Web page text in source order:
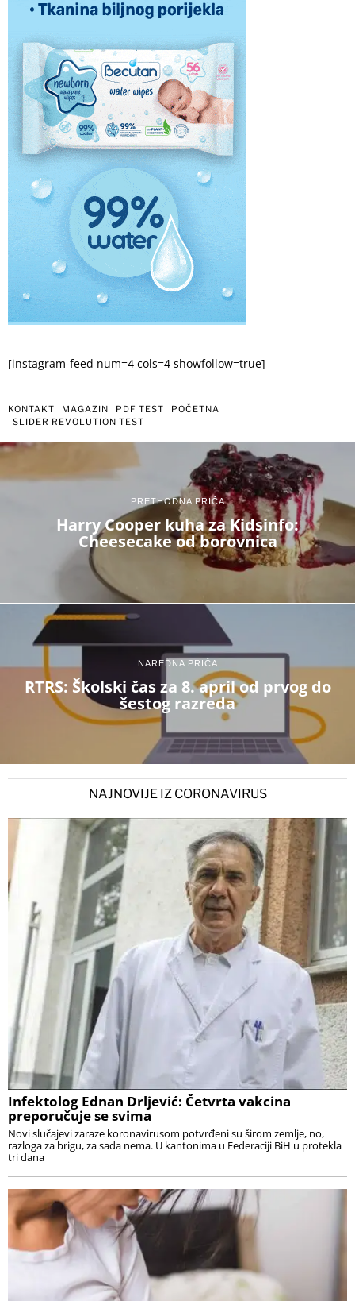
[instagram-feed num=4 cols=4 showfollow=true]
KONTAKT MAGAZIN PDF TEST
POČETNA
SLIDER REVOLUTION TEST
PRETHODNA PRIČA
Harry Cooper kuha za Kidsinfo:
Cheesecake od borovnica
NAREDNA PRIČA
RTRS: Školski čas za 8. april od prvog do
šestog razreda
NAJNOVIJE IZ CORONAVIRUS
Infektolog Ednan Drljević: Četvrta vakcina
preporučuje se svima
Novi slučajevi zaraze koronavirusom potvrđeni su širom zemlje, no,
razloga za brigu, za sada nema. U kantonima u Federaciji BiH u protekla
tri dana